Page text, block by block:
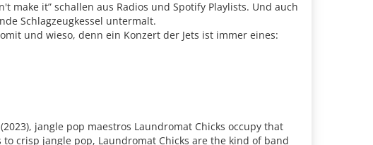
make it” schallen aus Radios und Spotify Playlists. Und auch
Schlagzeugkessel untermalt.
und wieso, denn ein Konzert der Jets ist immer eines:
jangle pop maestros Laundromat Chicks occupy that
crisp jangle pop, Laundromat Chicks are the kind of band